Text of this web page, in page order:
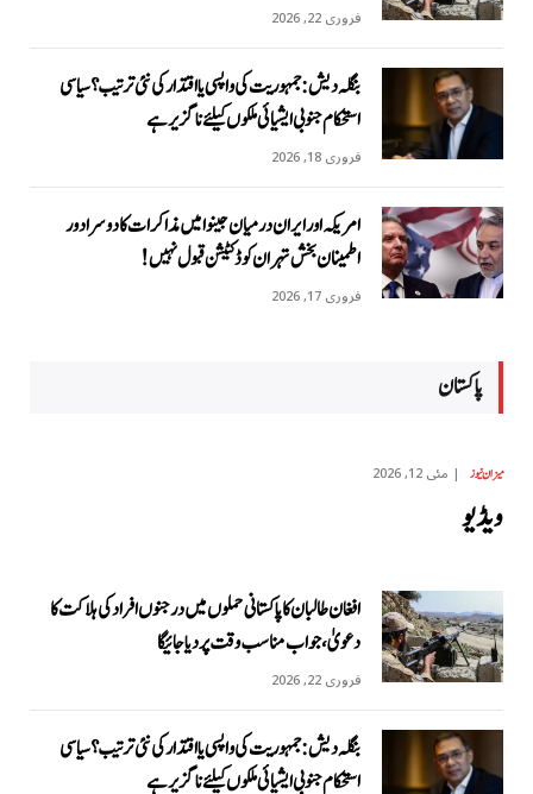
فروری 22, 2026
بنگلہ دیش: جمہوریت کی واپسی یا اقتدار کی نئی ترتیب؟ سیاسی
استحکام جنوبی ایشیائی ملکوں کیلئے ناگزیر ہے
فروری 18, 2026
امریکہ اور ایران درمیان جینوا میں مذاکرات کا دوسرا دور
اطمینان بخش تہران کو ڈکٹیشن قبول نہیں!
فروری 17, 2026
پاکستان
میزان نیوز مئی 12, 2026
ویڈیو
افغان طالبان کا پاکستانی حملوں میں درجنوں افراد کی ہلاکت کا
دعویٰ، جواب مناسب وقت پر دیا جائیگا
فروری 22, 2026
بنگلہ دیش: جمہوریت کی واپسی یا اقتدار کی نئی ترتیب؟ سیاسی
استحکام جنوبی ایشیائی ملکوں کیلئے ناگزیر ہے